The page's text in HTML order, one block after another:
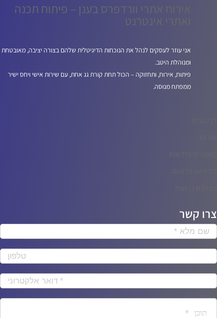
אירוח אתרי וורדפרס בענן – פיתוח תכנה
ואתרי אינטרנט
אני עוזר לעסקים לנהל את הנוכחות הדיגיטלית שלהם בצורה יציבה, מאובטחת
ומנוהלת היטב.
פיתוח, אירוח, ותחזוקה – הכול תחת קורת גג אחת, עם שירות אישי ויחס ישיר
ממפתח מנוסה.
צרו קשר